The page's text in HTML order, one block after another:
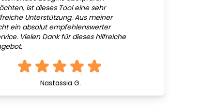
ist dieses Tool eine sehr
Unterstützung. Aus meiner
ein absolut empfehlenswerter
Vielen Dank für dieses hilfreiche
Nastassia G.